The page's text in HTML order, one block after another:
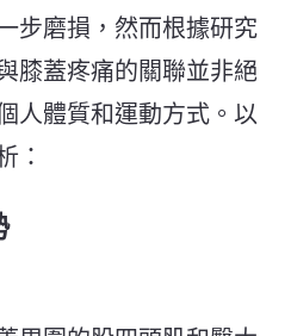
步磨損，然而根據研究
膝蓋疼痛的關聯並非絕
人體質和運動方式。以
：